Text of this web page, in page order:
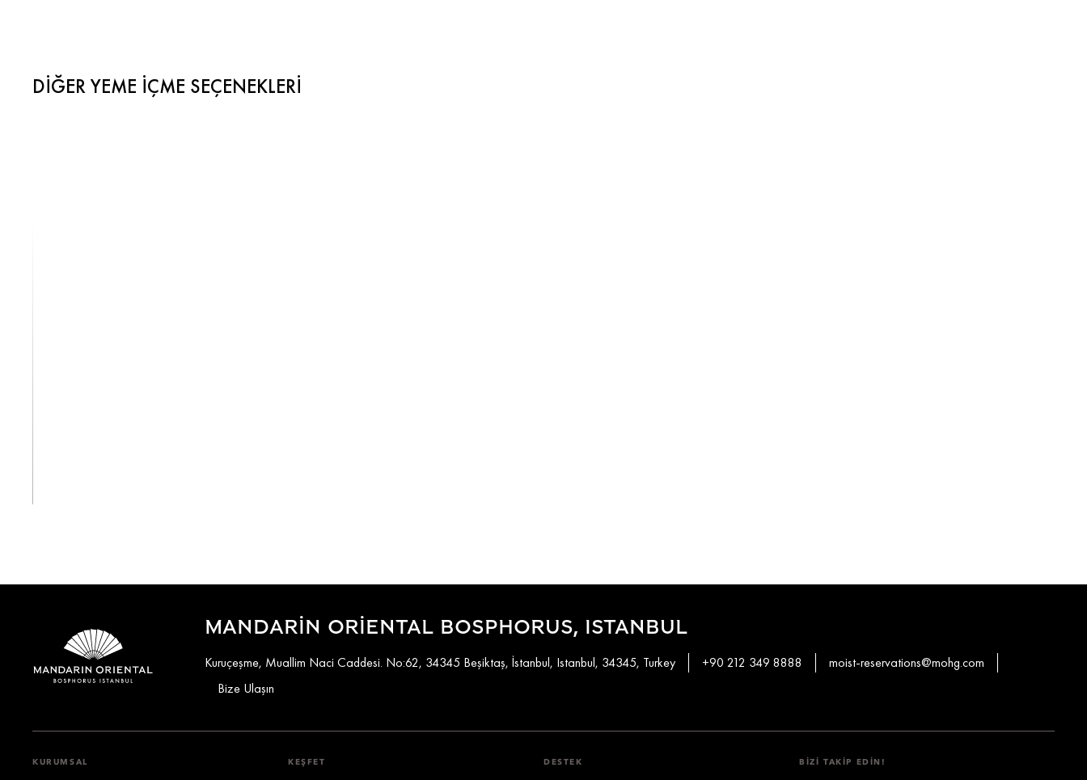
DIĞER YEME İÇME SEÇENEKLERI
MANDARIN ORIENTAL BOSPHORUS, ISTANBUL
Kuruçeşme, Muallim Naci Caddesi. No:62, 34345 Beşiktaş, İstanbul, Istanbul, 34345, Turkey +90 212 349 8888
moist-reservations@mohg.com
Bize Ulaşın
KURUMSAL KEŞFET DESTEK BIZI TAKIP EDIN!